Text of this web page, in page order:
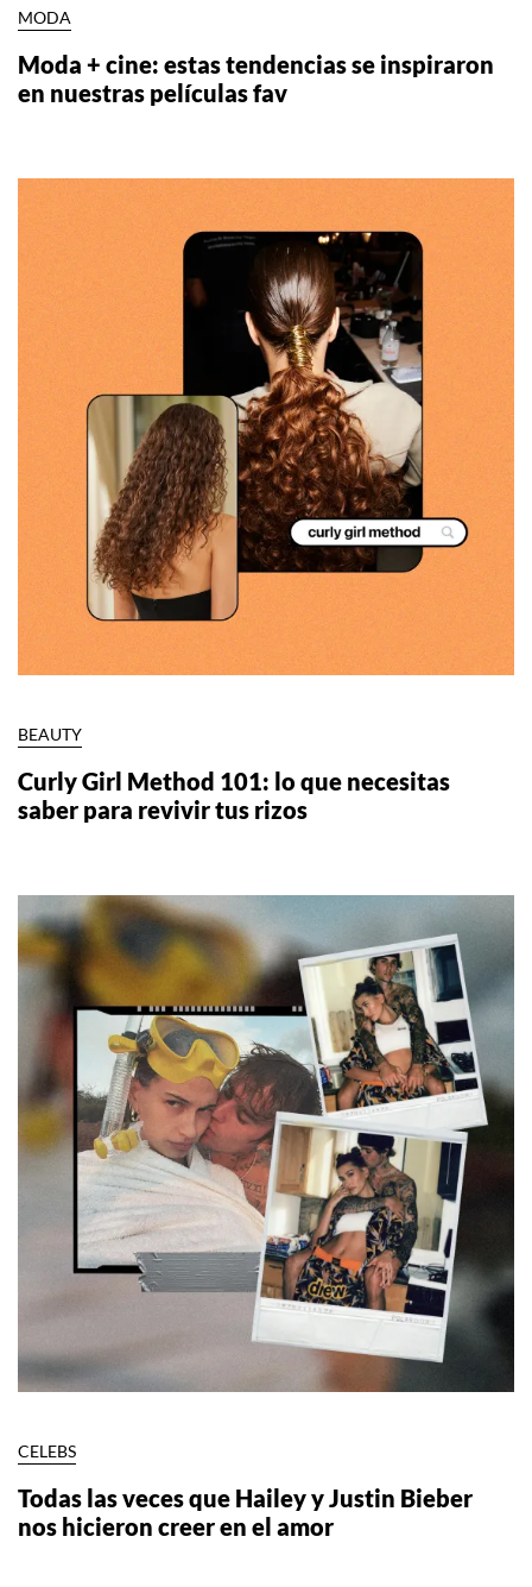
MODA
Moda + cine: estas tendencias se inspiraron
en nuestras películas fav
BEAUTY
Curly Girl Method 101: lo que necesitas
saber para revivir tus rizos
CELEBS
Todas las veces que Hailey y Justin Bieber
nos hicieron creer en el amor